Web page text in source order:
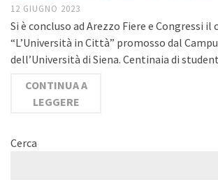
12 GIUGNO 2023
Si è concluso ad Arezzo Fiere e Congressi
“L’Università in Città” promosso dal
dell’Università di Siena. Centinaia di
CONTINUA A
LEGGERE
Cerca